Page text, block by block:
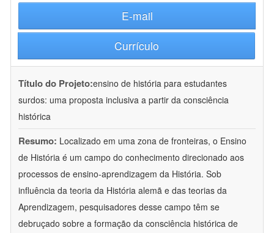
E-mail
Currículo
Título do Projeto:ensino de história para estudantes
surdos: uma proposta inclusiva a partir da consciência
histórica
Resumo: Localizado em uma zona de fronteiras, o Ensino
de História é um campo do conhecimento direcionado aos
processos de ensino-aprendizagem da História. Sob
influência da teoria da História alemã e das teorias da
Aprendizagem, pesquisadores desse campo têm se
debruçado sobre a formação da consciência histórica de